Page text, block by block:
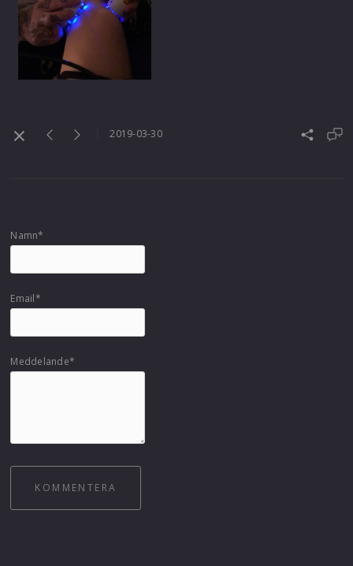
2019-03-30
Namn*
Email*
Meddelande*
KOMMENTERA